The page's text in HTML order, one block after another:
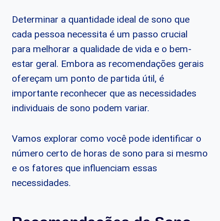
Determinar a quantidade ideal de sono que
cada pessoa necessita é um passo crucial
para melhorar a qualidade de vida e o bem-
estar geral. Embora as recomendações gerais
ofereçam um ponto de partida útil, é
importante reconhecer que as necessidades
individuais de sono podem variar.
Vamos explorar como você pode identificar o
número certo de horas de sono para si mesmo
e os fatores que influenciam essas
necessidades.